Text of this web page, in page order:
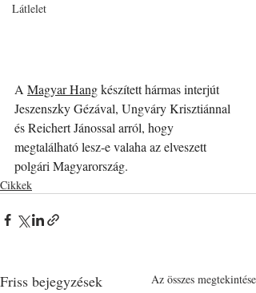
Látlelet
A Magyar Hang készített hármas interjút
Jeszenszky Gézával, Ungváry Krisztiánnal
és Reichert Jánossal arról, hogy
megtalálható lesz-e valaha az elveszett
polgári Magyarország.
Cikkek
Friss bejegyzések Az összes megtekintése